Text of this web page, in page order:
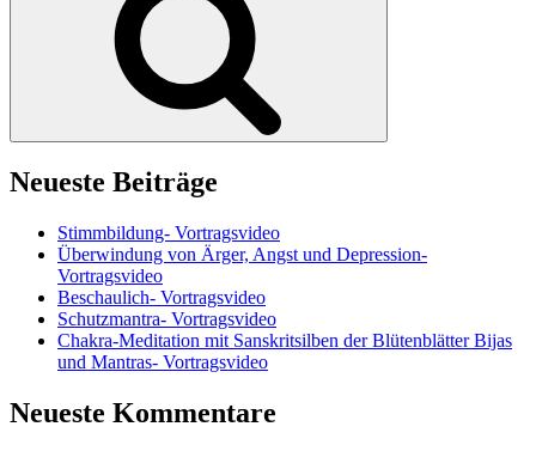
Neueste Beiträge
Stimmbildung- Vortragsvideo
Überwindung von Ärger, Angst und Depression-
Vortragsvideo
Beschaulich- Vortragsvideo
Schutzmantra- Vortragsvideo
Chakra-Meditation mit Sanskritsilben der Blütenblätter Bijas
und Mantras- Vortragsvideo
Neueste Kommentare